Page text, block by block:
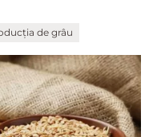
de grâu